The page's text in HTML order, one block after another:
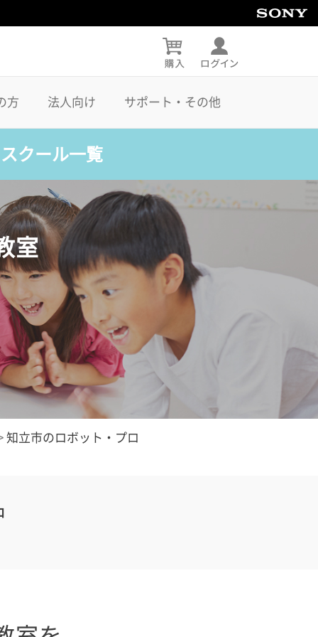
方 法人向け サポート・その他
クール一覧
室
知立市のロボット・プロ